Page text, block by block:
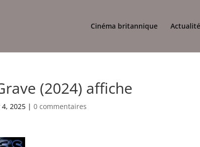
Cinéma britannique
(2024) affiche
4, 2025 |0 commentaires